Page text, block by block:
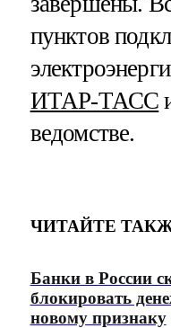
пунктов
ИТАР-ТАСС
ведомстве.
ЧИТАЙТЕ
Банки в России
блокировать
новому признаку